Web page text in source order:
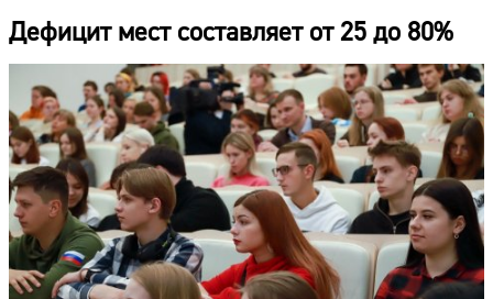
Дефицит мест составляет от 25 до 80%
Курсы валют